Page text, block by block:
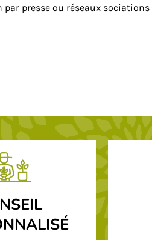
presse ou réseaux